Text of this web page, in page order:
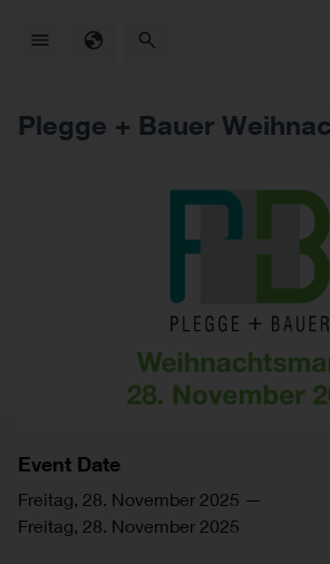
Plegge + Bauer
Event Date
Freitag, 28. November 2025 —
Freitag, 28. November 2025